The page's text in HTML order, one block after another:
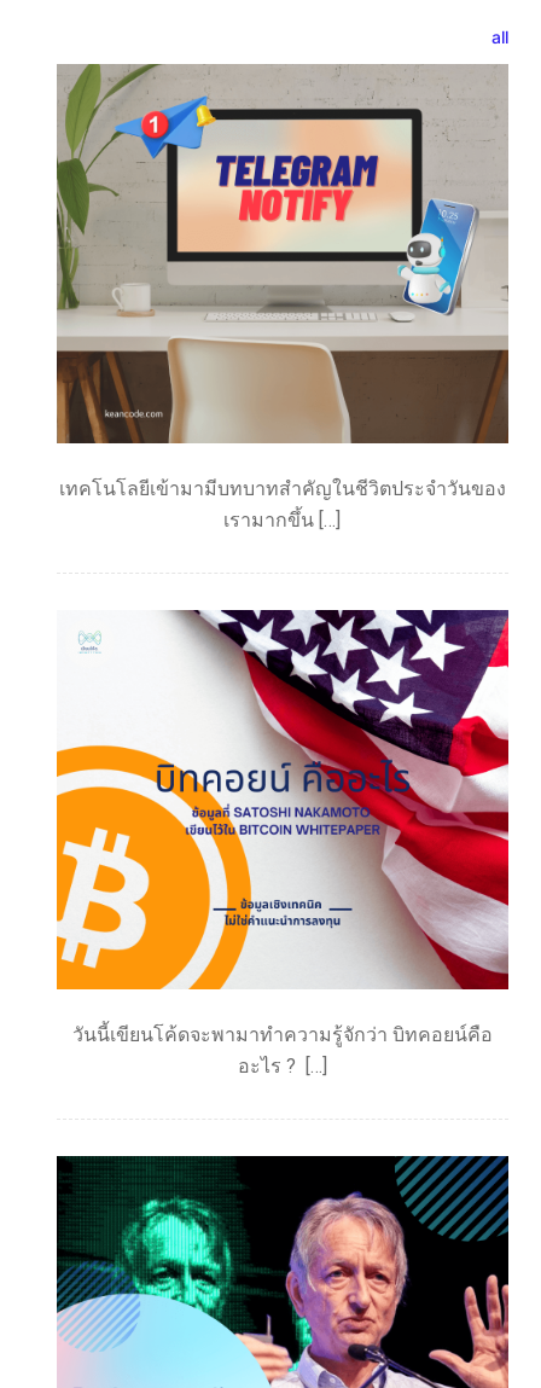
all
เทคโนโลยีเข้ามามีบทบาทสำคัญในชีวิตประจำวันของ
เรามากขึ้น […]
วันนี้เขียนโค้ดจะพามาทำความรู้จักว่า บิทคอยน์คือ
อะไร ? […]